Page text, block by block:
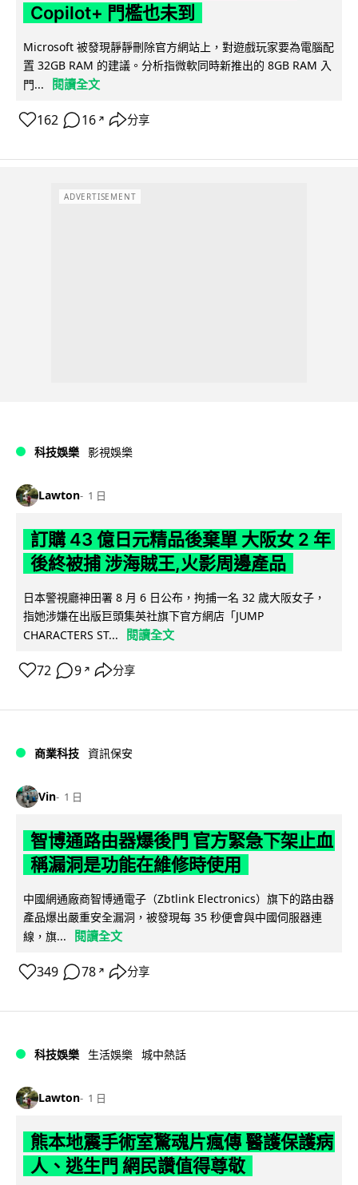
Copilot+ 門檻也未到
Microsoft 被發現靜靜刪除官方網站上，對遊戲玩家要為電腦配
置 32GB RAM 的建議。分析指微軟同時新推出的 8GB RAM 入
門...
閱讀全文
162 16 ↗ 分享
ADVERTISEMENT
科技娛樂 影視娛樂
Lawton 1 日
訂購 43 億日元精品後棄單 大阪女 2 年
後終被捕 涉海賊王,火影周邊產品
日本警視廳神田署 8 月 6 日公布，拘捕一名 32 歲大阪女子，
指她涉嫌在出版巨頭集英社旗下官方網店「JUMP
CHARACTERS ST...
閱讀全文
72 9 ↗ 分享
商業科技 資訊保安
Vin 1 日
智博通路由器爆後門 官方緊急下架止血
稱漏洞是功能在維修時使用
中國網通廠商智博通電子（Zbtlink Electronics）旗下的路由器
產品爆出嚴重安全漏洞，被發現每 35 秒便會與中國伺服器連
線，旗...
閱讀全文
349 78 ↗ 分享
科技娛樂 生活娛樂 城中熱話
Lawton 1 日
熊本地震手術室驚魂片瘋傳 醫護保護病
人、逃生門 網民讚值得尊敬